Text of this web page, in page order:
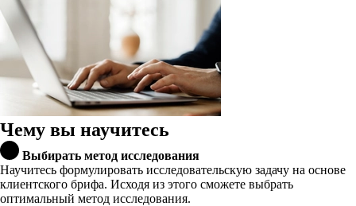
Чему вы научитесь
Выбирать метод исследования
Научитесь формулировать исследовательскую задачу на основе
клиентского брифа. Исходя из этого сможете выбрать
оптимальный метод исследования.